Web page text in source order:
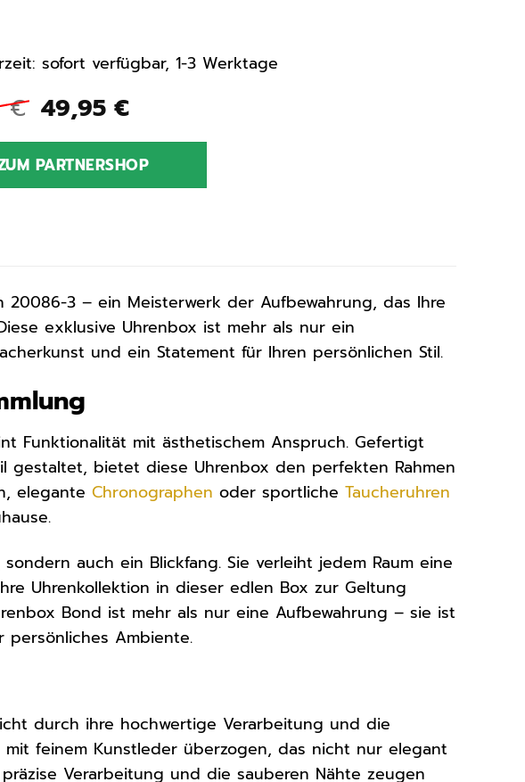
€ Ursprünglicher
Preis
war:
44,95 €
49,95 €Aktueller
ist:
49,95 €.
sofort verfügbar, 1-3 Werktage
PARTNERSHOP
20086-3 – ein Meisterwerk der Aufbewahrung, das Ihre
exklusive Uhrenbox ist mehr als nur ein
und ein Statement für Ihren persönlichen Stil.
Funktionalität mit ästhetischem Anspruch. Gefertigt
gestaltet, bietet diese Uhrenbox den perfekten Rahmen
eleganteChronographen oder sportlicheTaucheruhren
auch ein Blickfang. Sie verleiht jedem Raum eine
Uhrenkollektion in dieser edlen Box zur Geltung
Bond ist mehr als nur eine Aufbewahrung – sie ist
Ambiente.
durch ihre hochwertige Verarbeitung und die
feinem Kunstleder überzogen, das nicht nur elegant
Verarbeitung und die sauberen Nähte zeugen